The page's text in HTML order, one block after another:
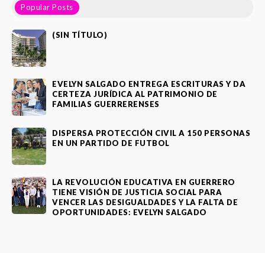
Popular Posts
(SIN TÍTULO)
EVELYN SALGADO ENTREGA ESCRITURAS Y DA
CERTEZA JURÍDICA AL PATRIMONIO DE
FAMILIAS GUERRERENSES
DISPERSA PROTECCIÓN CIVIL A 150 PERSONAS
EN UN PARTIDO DE FUTBOL
LA REVOLUCIÓN EDUCATIVA EN GUERRERO
TIENE VISIÓN DE JUSTICIA SOCIAL PARA
VENCER LAS DESIGUALDADES Y LA FALTA DE
OPORTUNIDADES: EVELYN SALGADO